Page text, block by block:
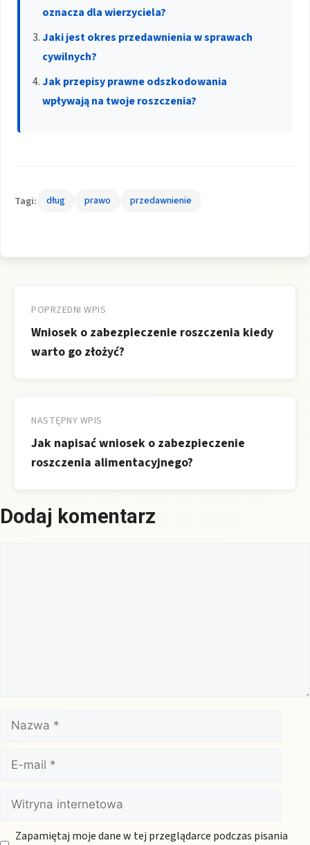
oznacza dla wierzyciela?
Jaki jest okres przedawnienia w sprawach
cywilnych?
Jak przepisy prawne odszkodowania
wpływają na twoje roszczenia?
Tagi: dług prawo przedawnienie
wpisu
POPRZEDNI WPIS
Wniosek o zabezpieczenie roszczenia kiedy
warto go złożyć?
NASTĘPNY WPIS
Jak napisać wniosek o zabezpieczenie
roszczenia alimentacyjnego?
Dodaj komentarz
Nazwa
mail
Witryna
internetowa
Zapamiętaj moje dane w tej przeglądarce podczas pisania